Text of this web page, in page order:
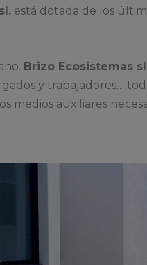
está dotada de los
Brizo Ecosistemas
y trabajadores…
medios auxiliares